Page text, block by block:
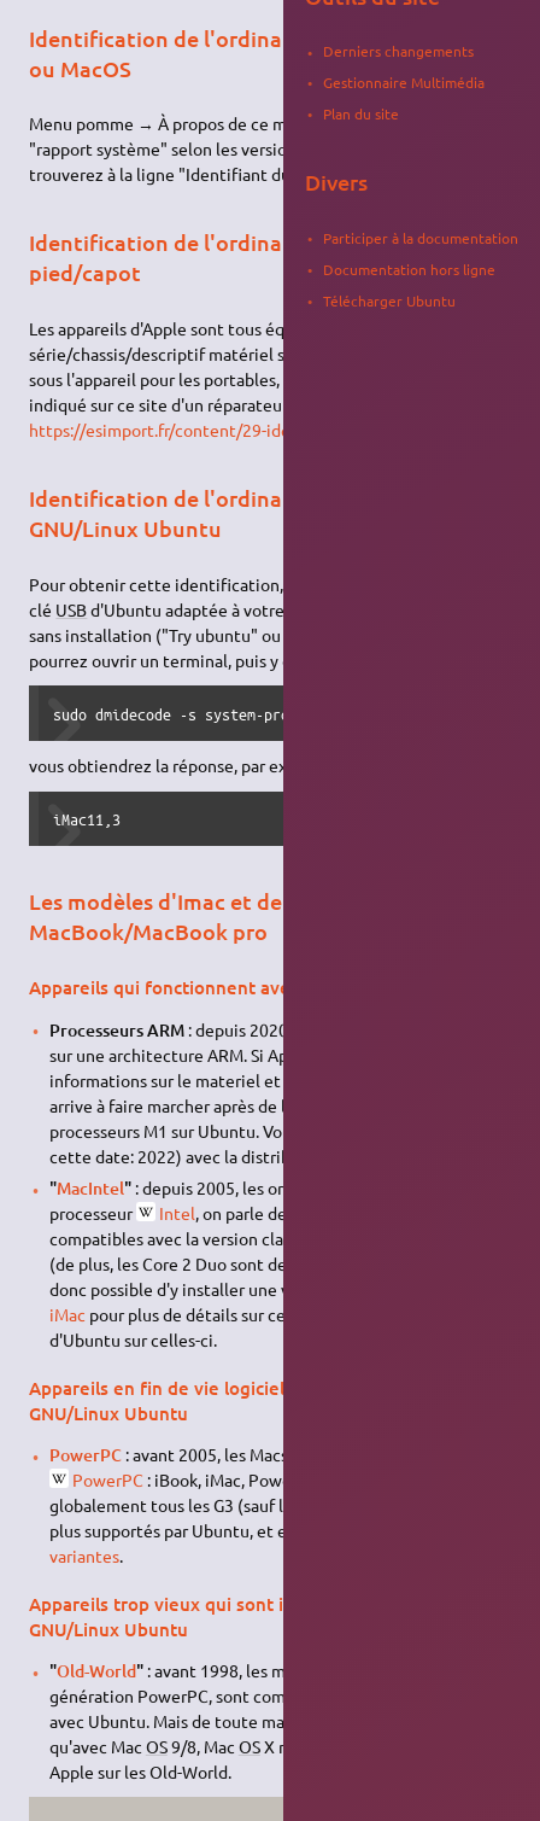
Identification de l'ordinateur depuis MacOSX
ou MacOS
Menu pomme → À propos de ce mac → Plus d'infos (ou
"rapport système" selon les versions) → Matériel: vous le
trouverez à la ligne "Identifiant du modèle"
Identification de l'ordinateur sous son
pied/capot
Les appareils d'Apple sont tous équipés d'une référence de
série/chassis/descriptif matériel sommaire située en général
sous l'appareil pour les portables, sous le pied des Imac comme
indiqué sur ce site d'un réparateur
https://esimport.fr/content/29-identifier-mac
Identification de l'ordinateur depuis
GNU/Linux Ubuntu
Pour obtenir cette identification, vous devez disposer d'une
clé USBd'Ubuntu adaptée à votre appareil. Après démarrage
sans installation ("Try ubuntu" ou "Essayer ubuntu") vous
pourrez ouvrir un terminal, puis y entrer la commande :
sudo dmidecode -s system-product-name
vous obtiendrez la réponse, par exemple :
iMac11,3
Les modèles d'Imac et de portables
MacBook/MacBook pro
Appareils qui fonctionnent avec GNU/Linux Ubuntu
Processeurs ARM: depuis 2020, les ordinateurs Apple sont
sur une architecture ARM. Si Apple refuse de donner les
informations sur le materiel et ses drivers, la communauté
arrive à faire marcher après de longues manipulations les
processeurs M1 sur Ubuntu. Vous aurez plus de facilité (à
cette date: 2022) avec la distribution
"MacIntel": depuis 2005, les ordinateurs Apple ont un
processeur
Intel, on parle de
compatibles avec la version classique d'Ubuntu notée i386
(de plus, les Core 2 Duo sont des processeurs 64bit, il est
donc possible d'y installer une version AMD64). Voir la
iMac pour plus de détails sur ces machines-ci et l'installation
d'Ubuntu sur celles-ci.
Appareils en fin de vie logicielle qui fonctionnaient avec
GNU/Linux Ubuntu
PowerPC: avant 2005, les Macs ont un processeur
PowerPC : iBook, iMac, PowerBook, PowerMac et
globalement tous les G3 (sauf les gris), G4, G5. Ils ne sont
plus supportés par Ubuntu, et encore moins par une de ses
variantes.
Appareils trop vieux qui sont incompatibles avec
GNU/Linux Ubuntu
"Old-World": avant 1998, les machines d'Apple, y compris la
génération PowerPC, sont complètement incompatibles
avec Ubuntu. Mais de toute manière, ils ne sont compatibles
qu'avec Mac OS9/8, Mac OSX n'étant pas supporté par
Apple sur les Old-World.
Derniers changements
Gestionnaire Multimédia
Plan du site
Divers
Participer à la documentation
Documentation hors ligne
Télécharger Ubuntu